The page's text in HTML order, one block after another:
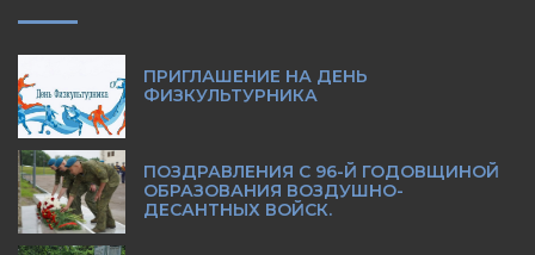
ПРИГЛАШЕНИЕ НА ДЕНЬ
ФИЗКУЛЬТУРНИКА
ПОЗДРАВЛЕНИЯ С 96-Й ГОДОВЩИНОЙ
ОБРАЗОВАНИЯ ВОЗДУШНО-
ДЕСАНТНЫХ ВОЙСК.